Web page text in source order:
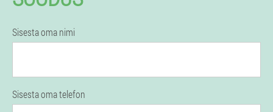
Sisesta oma nimi
Sisesta oma telefon